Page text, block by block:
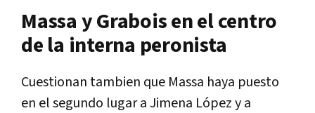
Massa y Grabois en el centro
de la interna peronista
Cuestionan tambien que Massa haya puesto
en el segundo lugar a Jimena López y a